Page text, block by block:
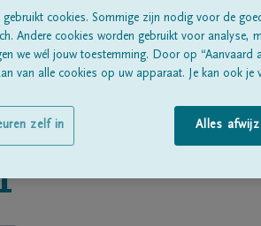
Alle
cookies. Sommige zijn nodig voor de
Andere cookies worden gebruikt voor analyse,
we wél jouw toestemming. Door op “Aanvaard
van alle cookies op uw apparaat. Je kan ook je
Alles
zelf in